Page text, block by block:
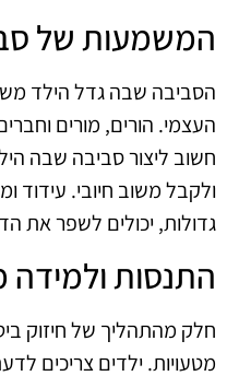
המשמעות של
הסביבה שבה גדל הילד
העצמי. הורים, מורים
חשוב ליצור סביבה שבה
ולקבל משוב חיובי. עידוד
גדולות, יכולים לשפר את
התנסות ולמידה
חלק מהתהליך של חיזוק
מטעויות. ילדים צריכים